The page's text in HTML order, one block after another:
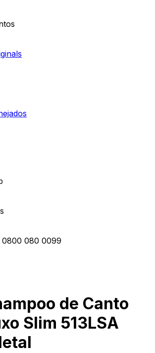
0800 080 0099
de Canto
Slim 513LSA